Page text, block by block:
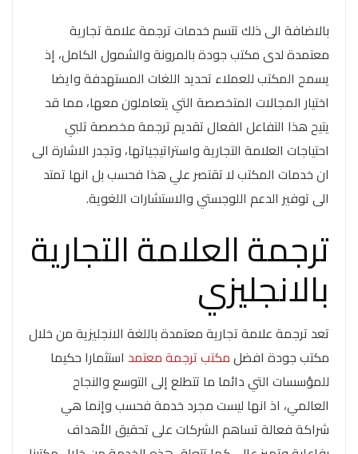
بالاضافة الى ذلك تتسم خدمات ترجمة علامة تجارية
معتمدة لدى مكتب جودة بالمرونة والشمول الكامل، إذ
يسمح المكتب للعملاء تحديد اللغات المستهدفة وايضا
اختيار المجالات المتخصصة التي يتعاملون معها، مما قد
يتيح هذا التفاعل الفعال تقديم ترجمة مخصصة تلبي
احتياجات العلامة التجارية واستراتيجياتها، وتجدر الاشارة الى
ان خدمات المكتب لا تقتصر علي هذا فحسب بل انها تمتد
الى توفير الدعم اللوجستي والاستشارات اللغوية.
ترجمة العلامة التجارية
بالانجليزي
تعد ترجمة علامة تجارية معتمدة باللغة الانجليزية من خلال
مكتب جودة افضلمكتب ترجمة معتمد استثمارا حكيما
للمؤسسات التي دائما ما تتطلع إلى التوسع والنجاح
العالمي، اذ انها ليست مجرد خدمة فحسب وإنما هي
شراكة فعالة تساهم الشركات على تحقيق الأهداف